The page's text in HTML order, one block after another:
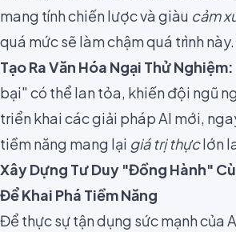
mang tính chiến lược và giàu cảm
quá mức sẽ làm chậm quá trình này.
Tạo Ra Văn Hóa Ngại Thử Nghiệm:
bại" có thể lan tỏa, khiến đội ngũ
triển khai các giải pháp AI mới,
tiềm năng mang lại giá trị thựclớn
Xây Dựng Tư Duy "Đồng Hành"
Để Khai Phá Tiềm Năng
Để thực sự tận dụng sức mạnh của